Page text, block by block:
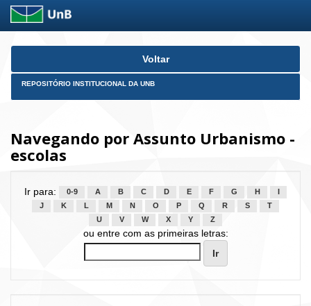
Skip
Voltar
REPOSITÓRIO INSTITUCIONAL DA UNB
Navegando por Assunto Urbanismo -
escolas
Ir para: 0-9 A B C D E F G H
J
K L M N O P Q R S
T
U
V W X Y Z
ou entre com as primeiras letras: